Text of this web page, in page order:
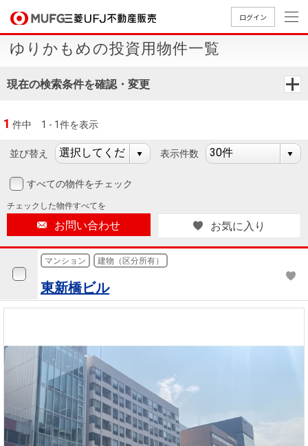
ログイン
買いたいTOP
中古
マン
ショ
ンを
探す
新
築・
建て
投
資
用
物
件
件を
売りたいTOP
無
料
査
定
売
却
時手
取り
金額
試算
店舗案内TOP
店舗のご
案内（首
都圏）
案内（名
古屋）
店舗のご
案内（関
会社情報TOP
ごあいさ
つ
要
MUFG
Way
ョン
図
リリース
会社案内
（電子ブ
ック版）
採用情報TOP
新卒採用
情報
採用情報
買いたい
売りたい
会社情報
採用情報
法人のお客さま
提携企業にお勤めの方
会員ページ
ゆりかもめの投資用物件一覧
現在の検索条件を確認・変更
1 件中 1 - 1件を表示
並び替え 表示件数
すべての物件をチェック
チェックした物件すべてを
お問い合わせ お気に入り
マンション 建物（区分所有）
東新橋ビル